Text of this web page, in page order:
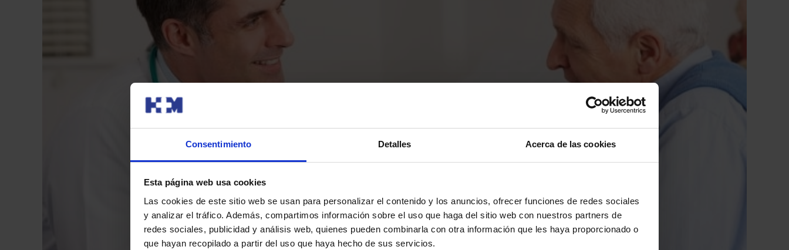
Consentimiento Detalles Acerca de las cookies
Esta página web usa cookies
Las cookies de este sitio web se usan para personalizar el contenido y los anuncios, ofrecer funciones de redes sociales
y analizar el tráfico. Además, compartimos información sobre el uso que haga del sitio web con nuestros partners de
redes sociales, publicidad y análisis web, quienes pueden combinarla con otra información que les haya proporcionado o
que hayan recopilado a partir del uso que haya hecho de sus servicios.